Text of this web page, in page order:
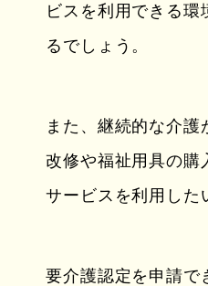
ビスを利用できる
るでしょう。
また、継続的な介
改修や福祉用具の購
サービスを利用した
要介護認定を申請で